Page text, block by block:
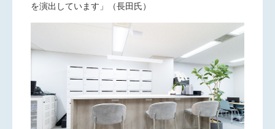
を演出しています」（長田氏）